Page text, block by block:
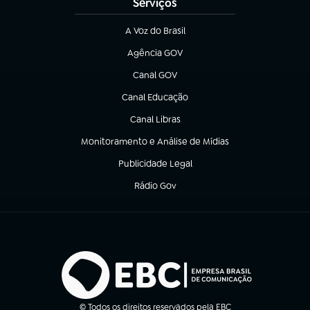
A Voz do Brasil
(abre em nova aba)
Agência GOV
(abre em nova aba)
Canal GOV
(abre em nova aba)
Canal Educação
(abre em nova aba)
Canal Libras
(abre em nova aba)
Monitoramento e Análise de Mídias
(abre em nova aba)
Publicidade Legal
(abre em nova aba)
Rádio Gov
(abre em nova aba)
© Todos os direitos reservados pela EBC